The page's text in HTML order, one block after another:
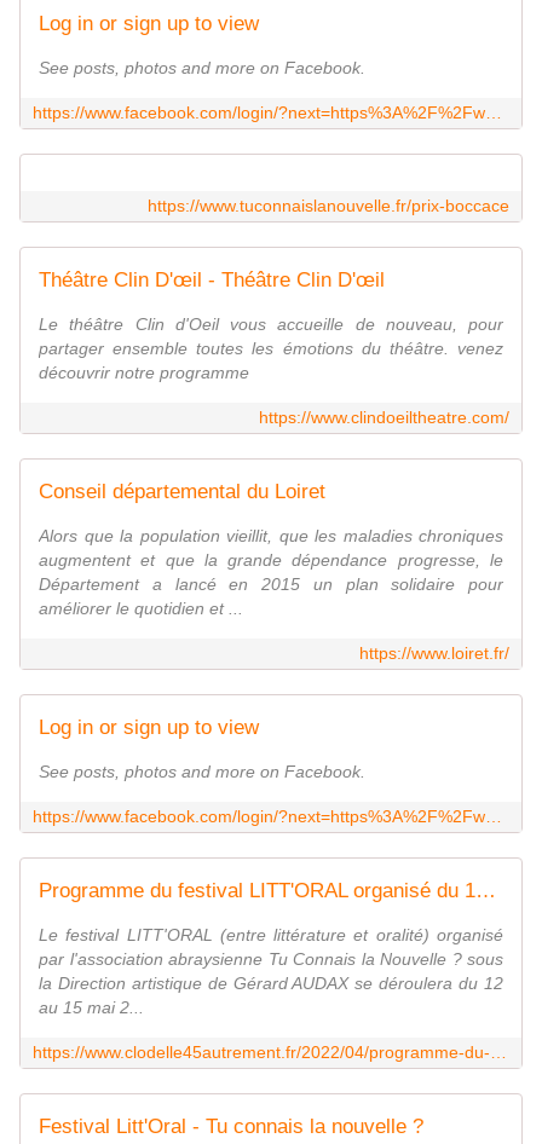
Log in or sign up to view
See posts, photos and more on Facebook.
https://www.tuconnaislanouvelle.fr/prix-boccace
Théâtre Clin D'œil - Théâtre Clin D'œil
Le théâtre Clin d'Oeil vous accueille de nouveau, pour
partager ensemble toutes les émotions du théâtre. venez
découvrir notre programme
https://www.clindoeiltheatre.com/
Conseil départemental du Loiret
Alors que la population vieillit, que les maladies chroniques
augmentent et que la grande dépendance progresse, le
Département a lancé en 2015 un plan solidaire pour
améliorer le quotidien et ...
https://www.loiret.fr/
Log in or sign up to view
See posts, photos and more on Facebook.
Programme du festival LITT'ORAL organisé du 12 au 15 mai 2022 à Saint-Jean de Braye par Tu Connais la Nouvelle? - VIVRE AUTREMENT VOS LOISIRS avec Clodelle
Le festival LITT'ORAL (entre littérature et oralité) organisé
par l'association abraysienne Tu Connais la Nouvelle ? sous
la Direction artistique de Gérard AUDAX se déroulera du 12
au 15 mai 2...
Festival Litt'Oral - Tu connais la nouvelle ?